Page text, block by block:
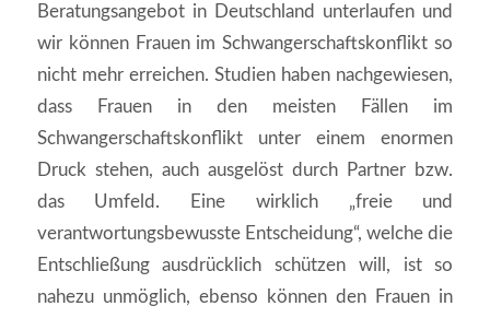
Beratungsangebot in Deutschland unterlaufen und
wir können Frauen im Schwangerschaftskonflikt so
nicht mehr erreichen. Studien haben nachgewiesen,
dass Frauen in den meisten Fällen im
Schwangerschaftskonflikt unter einem enormen
Druck stehen, auch ausgelöst durch Partner bzw.
das Umfeld. Eine wirklich „freie und
verantwortungsbewusste Entscheidung“, welche die
Entschließung ausdrücklich schützen will, ist so
nahezu unmöglich, ebenso können den Frauen in